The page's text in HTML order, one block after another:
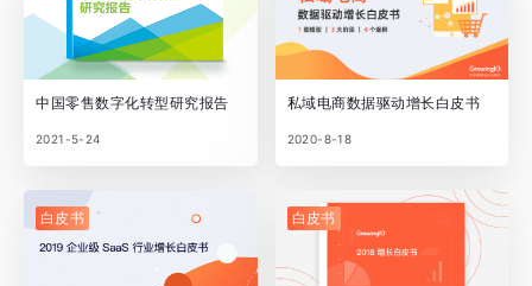
中国零售数字化转型研究报告
2021-5-24
私域电商数据驱动增长白皮书
2020-8-18
白皮书 白皮书